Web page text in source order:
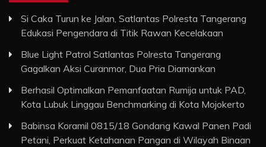
Si Caka Turun ke Jalan, Satlantas Polresta Tangerang
Edukasi Pengendara di Titik Rawan Kecelakaan
Blue Light Patrol Satlantas Polresta Tangerang
Gagalkan Aksi Curanmor, Dua Pria Diamankan
Berhasil Optimalkan Pemanfaatan Rumija untuk PAD,
Kota Lubuk Linggau Benchmarking di Kota Mojokerto
Babinsa Koramil 0815/18 Gondang Kawal Panen Padi
Petani, Perkuat Ketahanan Pangan di Wilayah Binaan